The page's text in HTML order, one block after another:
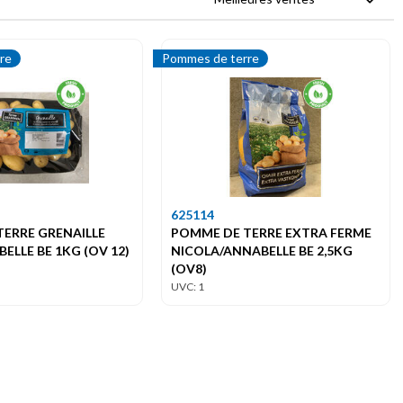
GRENAILLE
BE 1KG (OV 12)
Pommes de terre
625114
POMME DE TERRE EXTRA FERME
NICOLA/ANNABELLE BE 2,5KG
(OV8)
UVC: 1